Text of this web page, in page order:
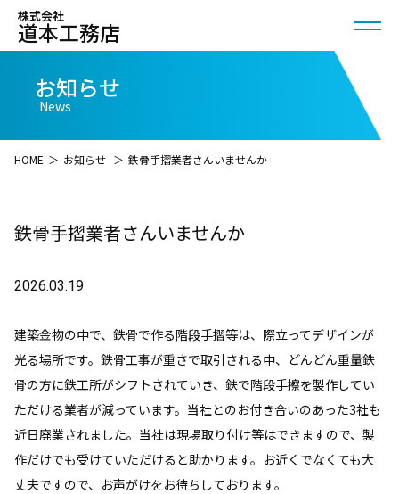
株式会社
道本工務店
お知らせ
News
HOME ＞ お知らせ ＞ 鉄骨手摺業者さんいませんか
鉄骨手摺業者さんいませんか
2026.03.19
建築金物の中で、鉄骨で作る階段手摺等は、際立ってデザインが
光る場所です。鉄骨工事が重さで取引される中、どんどん重量鉄
骨の方に鉄工所がシフトされていき、鉄で階段手擦を製作してい
ただける業者が減っています。当社とのお付き合いのあった3社も
近日廃業されました。当社は現場取り付け等はできますので、製
作だけでも受けていただけると助かります。お近くでなくても大
丈夫ですので、お声がけをお待ちしております。